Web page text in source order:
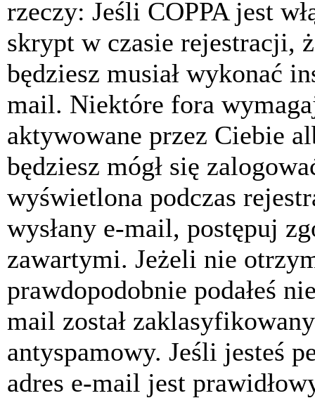
rzeczy: Jeśli COPPA jest
skrypt w czasie rejestracji,
będziesz musiał wykonać
mail. Niektóre fora
aktywowane przez Ciebie
będziesz mógł się
wyświetlona podczas
wysłany e-mail, postępuj
zawartymi. Jeżeli nie
prawdopodobnie podałeś
mail został
antyspamowy. Jeśli jesteś
adres e-mail jest